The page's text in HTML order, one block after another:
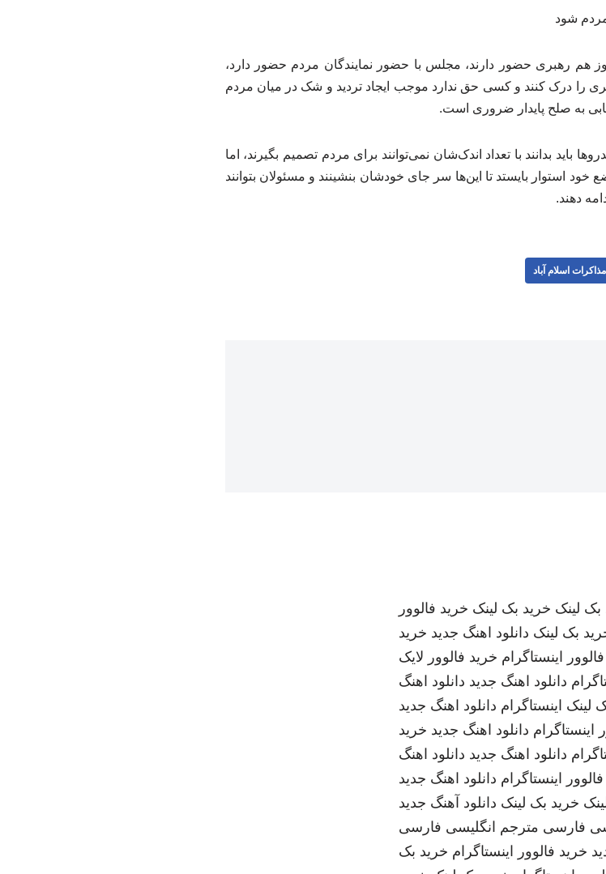
شود
هم رهبری حضور دارند، مجلس با حضور نمایندگان مردم حضور دارد،
را درک کنند و کسی حق ندارد موجب ایجاد تردید و شک در میان مردم
به صلح پایدار ضروری است.
باید بدانند با تعداد اندک‌شان نمی‌توانند برای مردم تصمیم بگیرند، اما
استوار بایستد تا این‌ها سر جای خودشان بنشینند و مسئولان بتوانند
دهند.
مذاکرات اسلام آباد
بک لینک خرید بک لینک خرید فالوور
بک لینک دانلود اهنگ جدید خرید
اینستاگرام خرید فالوور لایک
دانلود اهنگ جدید دانلود اهنگ
لینک اینستاگرام دانلود اهنگ جدید
اینستاگرام دانلود اهنگ جدید خرید
دانلود اهنگ جدید دانلود اهنگ
اینستاگرام دانلود اهنگ جدید
خرید بک لینک دانلود آهنگ جدید
فارسی مترجم انگلیسی فارسی
خرید فالوور اینستاگرام خرید بک